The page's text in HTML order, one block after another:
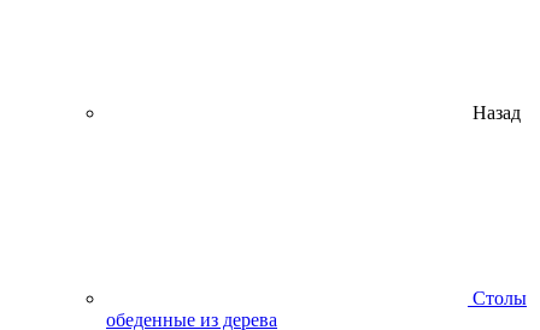
Назад
Столы
обеденные из дерева